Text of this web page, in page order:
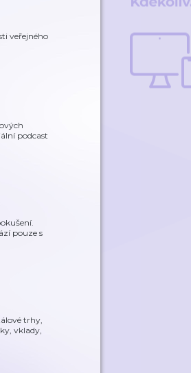
veřejného
podcast
pouze s
trhy,
vklady,